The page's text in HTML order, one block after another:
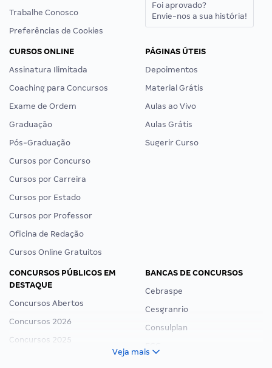
Trabalhe Conosco
Preferências de Cookies
Foi aprovado?
Envie-nos a sua história!
CURSOS ONLINE
Assinatura Ilimitada
Coaching para Concursos
Exame de Ordem
Graduação
Pós-Graduação
Cursos por Concurso
Cursos por Carreira
Cursos por Estado
Cursos por Professor
Oficina de Redação
Cursos Online Gratuitos
PÁGINAS ÚTEIS
Depoimentos
Material Grátis
Aulas ao Vivo
Aulas Grátis
Sugerir Curso
CONCURSOS PÚBLICOS EM
DESTAQUE
Concursos Abertos
Concursos 2026
Concursos 2025
BANCAS DE CONCURSOS
Cebraspe
Cesgranrio
Consulplan
Veja mais